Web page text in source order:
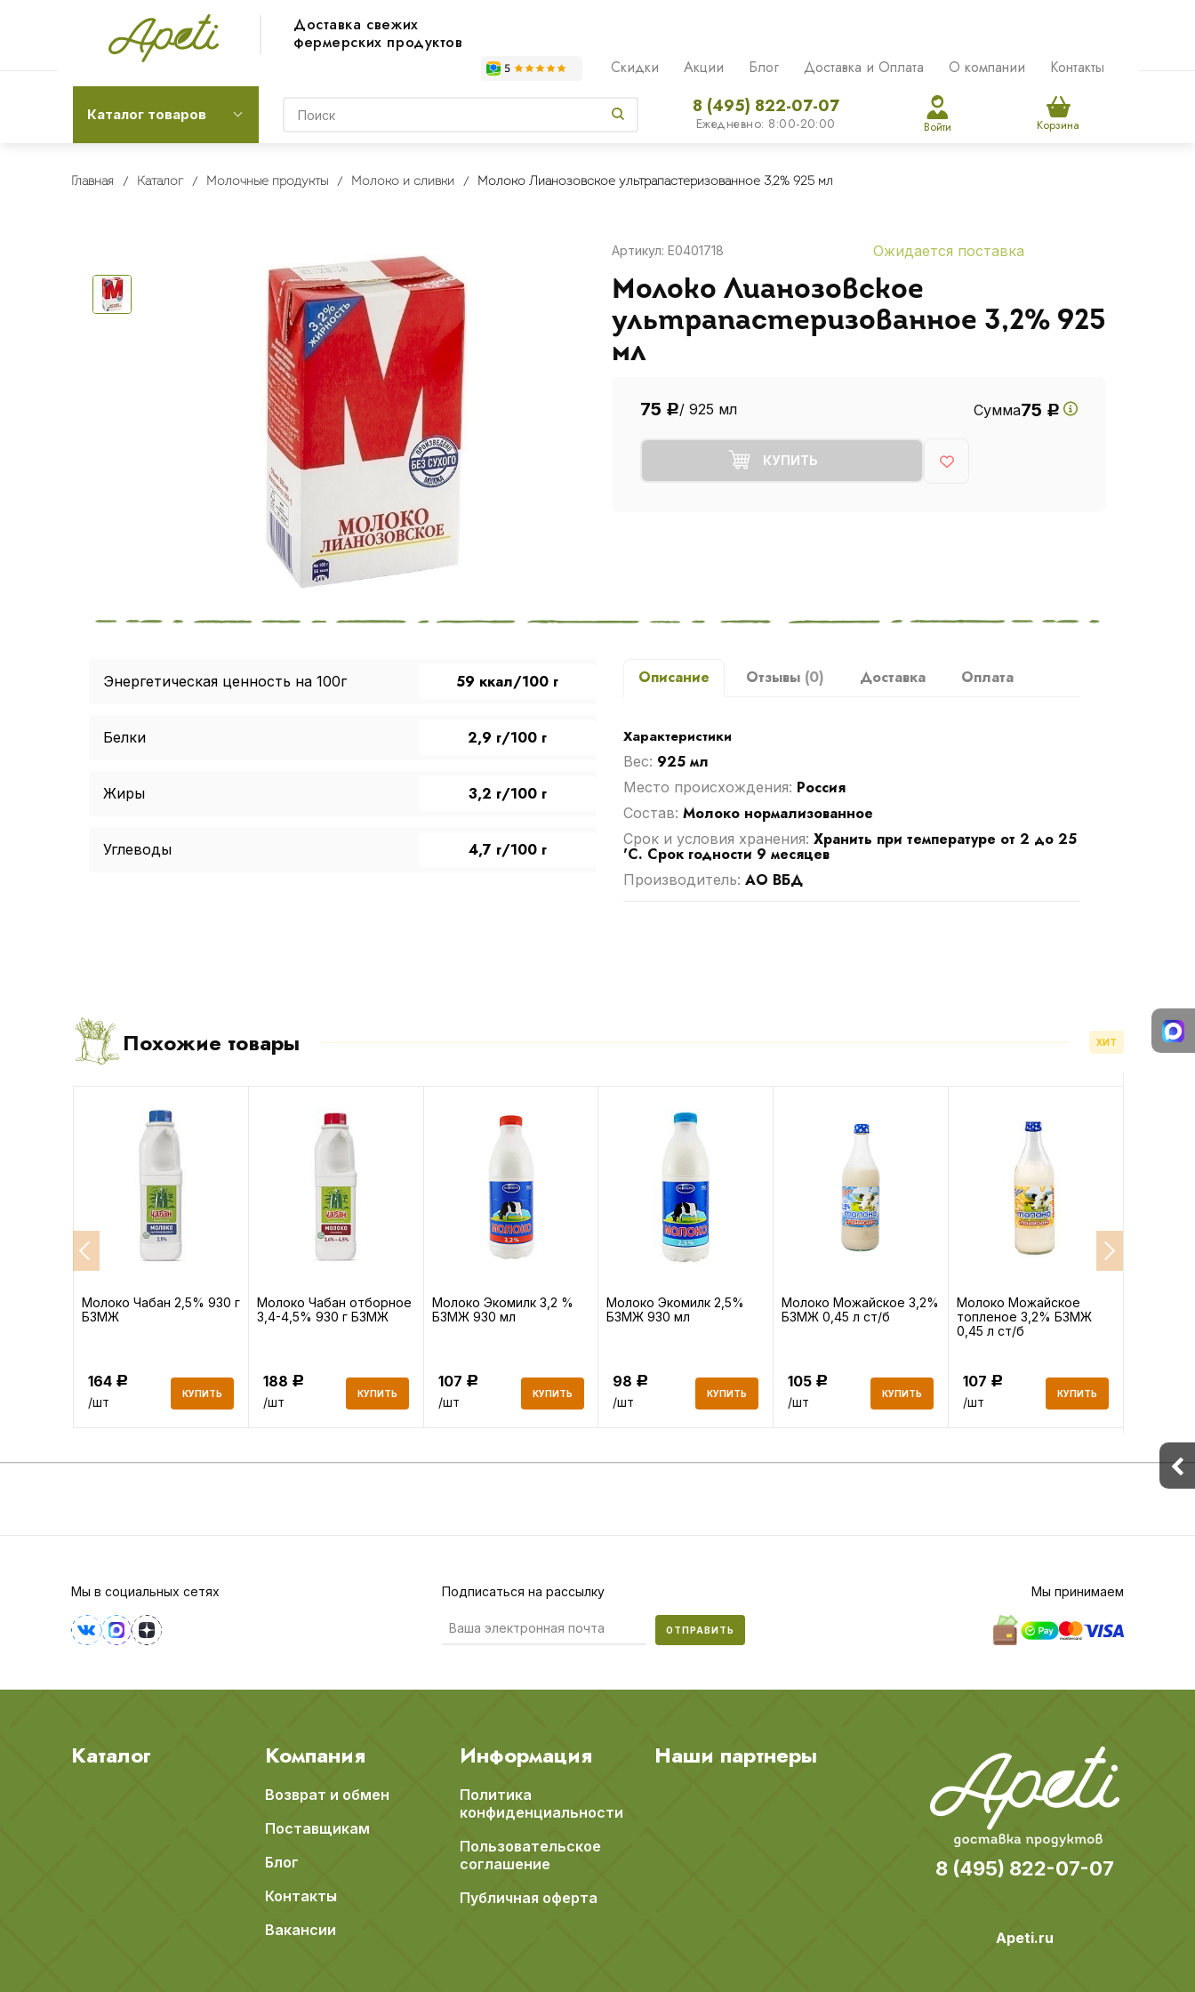
Доставка свежих
фермерских продуктов
Скидки Акции Блог Доставка и Оплата О компании Контакты
Каталог товаров 8 (495) 822-07-07
Ежедневно: 8:00-20:00 Войти Корзина
Главная Каталог Молочные продукты Молоко и сливки Молоко Лианозовское ультрапастеризованное 3,2% 925 мл
Артикул: E0401718 Ожидается поставка
Молоко Лианозовское
ультрапастеризованное 3,2% 925
мл
75 Р/ 925 мл Сумма75 Р
КУПИТЬ
Энергетическая ценность на 100г 59 ккал/100 г
Белки 2,9 г/100 г
Жиры 3,2 г/100 г
Углеводы 4,7 г/100 г
Описание Отзывы (0) Доставка Оплата
Характеристики
Вес: 925 мл
Место происхождения: Россия
Cостав: Молоко нормализованное
Срок и условия хранения: Хранить при температуре от 2 до 25
'C. Срок годности 9 месяцев
Производитель: АО ВБД
Похожие товары ХИТ
Молоко Чабан 2,5% 930 г
БЗМЖ
164 Р
/шт
КУПИТЬ
Молоко Чабан отборное
3,4-4,5% 930 г БЗМЖ
188 Р
/шт
КУПИТЬ
Молоко Экомилк 3,2 %
БЗМЖ 930 мл
107 Р
/шт
КУПИТЬ
Молоко Экомилк 2,5%
БЗМЖ 930 мл
98 Р
/шт
КУПИТЬ
Молоко Можайское 3,2%
БЗМЖ 0,45 л ст/б
105 Р
/шт
КУПИТЬ
Молоко Можайское
топленое 3,2% БЗМЖ
0,45 л ст/б
107 Р
/шт
КУПИТЬ
Мы в социальных сетях Подписаться на рассылку
ОТПРАВИТЬ
Мы принимаем
Каталог Компания
Возврат и обмен
Поставщикам
Блог
Контакты
Вакансии
Информация
Политика
конфиденциальности
Пользовательское
соглашение
Публичная оферта
Наши партнеры
8 (495) 822-07-07
Apeti.ru